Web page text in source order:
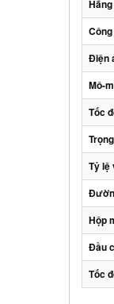
Điện
Mô-
Tốc
Tỷ lệ
Hộp
Đầu
Tốc